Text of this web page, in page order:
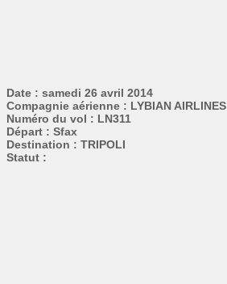
Date : samedi 26 avril 2014
Compagnie aérienne : LYBIAN AIRLINES
Numéro du vol : LN311
Départ : Sfax
Destination : TRIPOLI
Statut :